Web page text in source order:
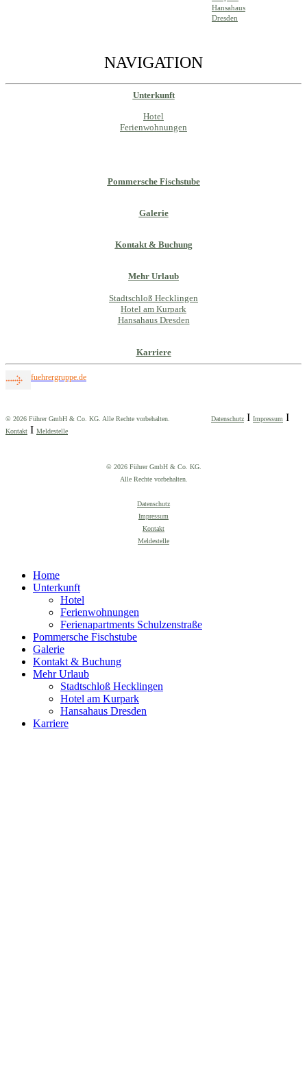
Hansahaus
Dresden
NAVIGATION
Unterkunft
Hotel
Ferienwohnungen
Pommersche Fischstube
Galerie
Kontakt & Buchung
Mehr Urlaub
Stadtschloß Hecklingen
Hotel am Kurpark
Hansahaus Dresden
Karriere
fuehrergruppe.de
© 2026 Führer GmbH & Co. KG. Alle Rechte vorbehalten. Datenschutz I Impressum I
Kontakt I Meldestelle
© 2026 Führer GmbH & Co. KG.
Alle Rechte vorbehalten.
Datenschutz
Impressum
Kontakt
Meldestelle
Home
Unterkunft
Hotel
Ferienwohnungen
Ferienapartments Schulzenstraße
Pommersche Fischstube
Galerie
Kontakt & Buchung
Mehr Urlaub
Stadtschloß Hecklingen
Hotel am Kurpark
Hansahaus Dresden
Karriere